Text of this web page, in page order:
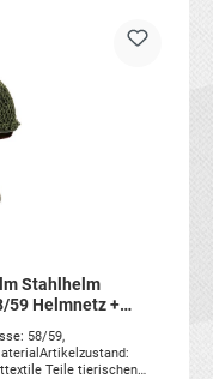
Stahlhelm
59 Helmnetz +
58/59,
Teile tierischen